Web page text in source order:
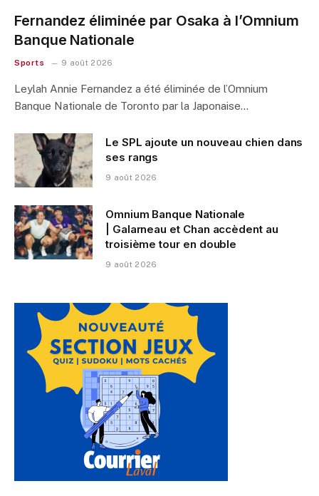
Fernandez éliminée par Osaka à l’Omnium
Banque Nationale
Sports 9 août 2026
Leylah Annie Fernandez a été éliminée de l’Omnium
Banque Nationale de Toronto par la Japonaise…
Le SPL ajoute un nouveau chien dans
ses rangs
9 août 2026
Omnium Banque Nationale
| Galarneau et Chan accèdent au
troisième tour en double
9 août 2026